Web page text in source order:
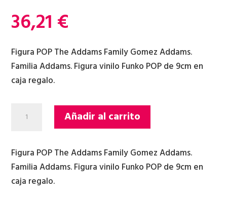
36,21 €
Figura POP The Addams Family Gomez Addams.
Familia Addams. Figura vinilo Funko POP de 9cm en
caja regalo.
ADDAMS
FAMILY
GOMEZ
Añadir al carrito
Figura POP The Addams Family Gomez Addams.
Familia Addams. Figura vinilo Funko POP de 9cm en
caja regalo.